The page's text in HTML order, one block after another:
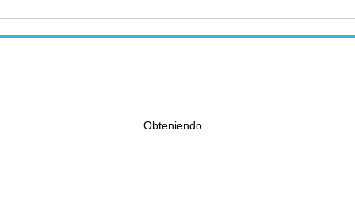
Obteniendo...